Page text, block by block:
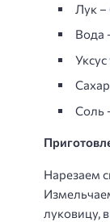
Лук –
Вода
Сахар
Соль
Нарезаем
луковицу,